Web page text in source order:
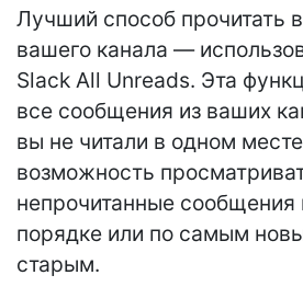
Лучший способ прочитать
вашего канала —
Slack All Unreads. Эта
все сообщения из ваших
вы не читали в одном
возможность
непрочитанные сообщения
порядке или по самым
старым.